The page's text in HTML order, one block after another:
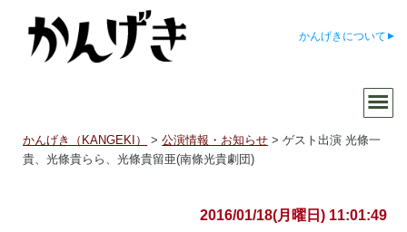
かんげきについて
かんげき（KANGEKI） >公演情報・お知らせ >ゲスト出演 光條一
貴、光條貴らら、光條貴留亜(南條光貴劇団)
2016/01/18(月曜日) 11:01:49